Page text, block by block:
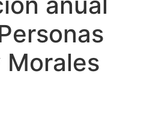
Morales